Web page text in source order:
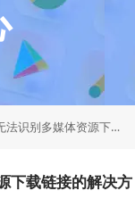
体资源下载链接的解决方案
下载链接的解决方